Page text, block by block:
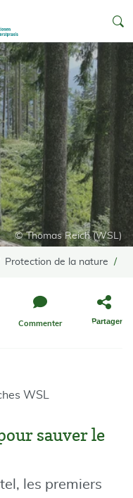
© Thomas Reich (WSL)
Protection de la nature
Commenter Partager
WSL
sauver le
les premiers